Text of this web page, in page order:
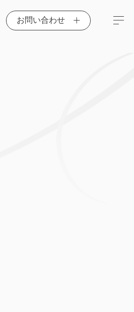
お問い合わせ